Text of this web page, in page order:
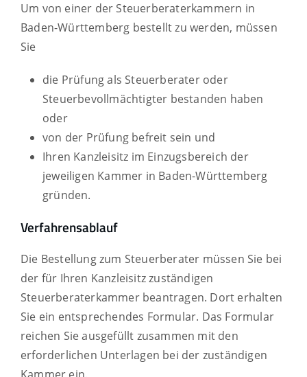
Um von einer der Steuerberaterkammern in
Baden-Württemberg bestellt zu werden, müssen
Sie
die Prüfung als Steuerberater oder
Steuerbevollmächtigter bestanden haben
oder
von der Prüfung befreit sein und
Ihren Kanzleisitz im Einzugsbereich der
jeweiligen Kammer in Baden-Württemberg
gründen.
Verfahrensablauf
Die Bestellung zum Steuerberater müssen Sie bei
der für Ihren Kanzleisitz zuständigen
Steuerberaterkammer beantragen. Dort erhalten
Sie ein entsprechendes Formular. Das Formular
reichen Sie ausgefüllt zusammen mit den
erforderlichen Unterlagen bei der zuständigen